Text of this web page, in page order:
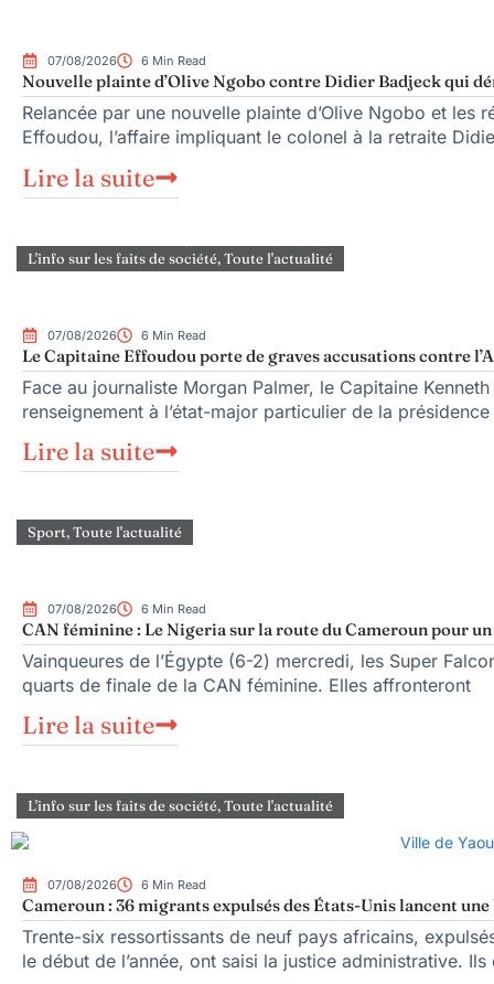
07/08/2026 6 Min Read
Nouvelle plainte d’Olive Ngobo contre Didier Badjeck qui
Relancée par une nouvelle plainte d’Olive Ngobo et les
Effoudou, l’affaire impliquant le colonel à la retraite
Lire la suite
L'info sur les faits de société,Toute l'actualité
07/08/2026 6 Min Read
Le Capitaine Effoudou porte de graves accusations contre
Face au journaliste Morgan Palmer, le Capitaine
renseignement à l’état-major particulier de la
Lire la suite
Sport,Toute l'actualité
07/08/2026 6 Min Read
CAN féminine : Le Nigeria sur la route du Cameroun pour
Vainqueures de l’Égypte (6-2) mercredi, les Super
quarts de finale de la CAN féminine. Elles affronteront
Lire la suite
L'info sur les faits de société,Toute l'actualité
07/08/2026 6 Min Read
Cameroun : 36 migrants expulsés des États-Unis lancent
Trente-six ressortissants de neuf pays africains,
le début de l’année, ont saisi la justice administrative. Ils